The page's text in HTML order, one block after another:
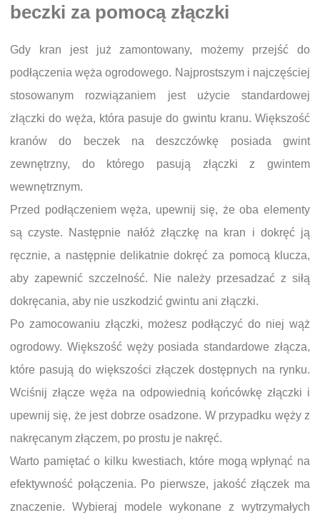
beczki za pomocą złączki
Gdy kran jest już zamontowany, możemy przejść do
podłączenia węża ogrodowego. Najprostszym i najczęściej
stosowanym rozwiązaniem jest użycie standardowej
złączki do węża, która pasuje do gwintu kranu. Większość
kranów do beczek na deszczówkę posiada gwint
zewnętrzny, do którego pasują złączki z gwintem
wewnętrznym.
Przed podłączeniem węża, upewnij się, że oba elementy
są czyste. Następnie nałóż złączkę na kran i dokręć ją
ręcznie, a następnie delikatnie dokręć za pomocą klucza,
aby zapewnić szczelność. Nie należy przesadzać z siłą
dokręcania, aby nie uszkodzić gwintu ani złączki.
Po zamocowaniu złączki, możesz podłączyć do niej wąż
ogrodowy. Większość węży posiada standardowe złącza,
które pasują do większości złączek dostępnych na rynku.
Wciśnij złącze węża na odpowiednią końcówkę złączki i
upewnij się, że jest dobrze osadzone. W przypadku węży z
nakręcanym złączem, po prostu je nakręć.
Warto pamiętać o kilku kwestiach, które mogą wpłynąć na
efektywność połączenia. Po pierwsze, jakość złączek ma
znaczenie. Wybieraj modele wykonane z wytrzymałych